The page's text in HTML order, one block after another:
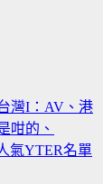
灣I：AV、港
咁的、
氣YTER名單